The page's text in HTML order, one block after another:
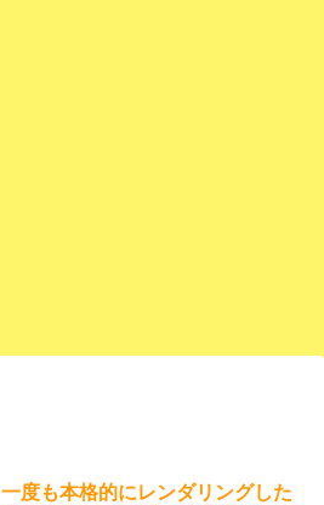
一度も本格的にレンダリングした